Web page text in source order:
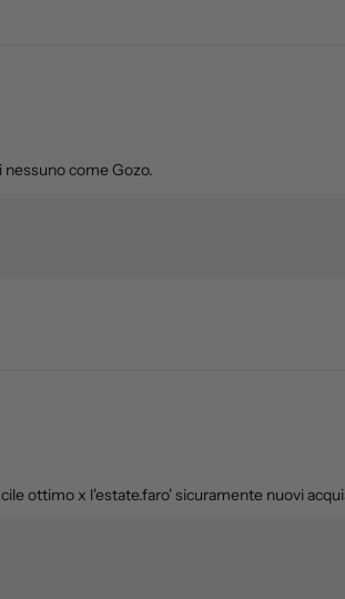
come Gozo.
ottimo x l'estate.faro' sicuramente nuovi